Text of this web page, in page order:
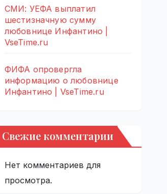
СМИ: УЕФА выплатил
шестизначную сумму
любовнице Инфантино |
VseTime.ru
ФИФА опровергла
информацию о любовнице
Инфантино | VseTime.ru
Свежие комментарии
Нет комментариев для
просмотра.